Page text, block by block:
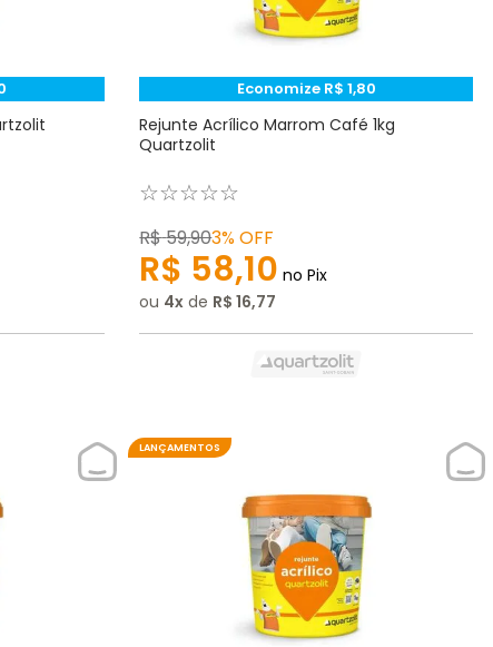
Economize R$ 1,80
Rejunte Acrílico Marrom Café 1kg
Quartzolit
☆☆☆☆☆
R$59,903%OFF
R$ 58,10 no Pix
ou 4 de R$ 16,77
LANÇAMENTOS